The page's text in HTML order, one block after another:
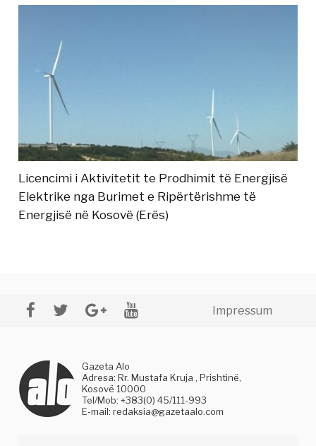
Licencimi i Aktivitetit te Prodhimit të Energjisë
Elektrike nga Burimet e Ripërtërishme të
Energjisë në Kosovë (Erës)
Impressum
Gazeta Alo
Adresa: Rr. Mustafa Kruja , Prishtinë,
Kosovë 10000
Tel/Mob: +383(0) 45/111-993
E-mail:redaksia@gazetaalo.com